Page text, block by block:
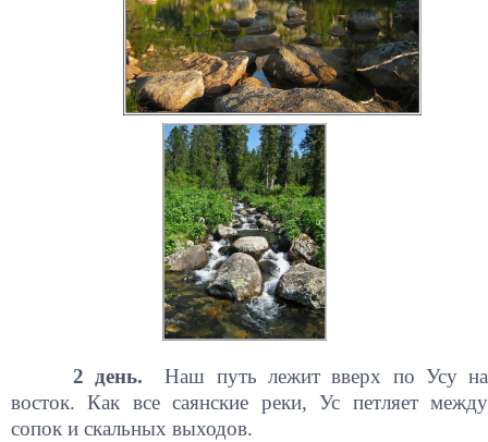
2 день. Наш путь лежит вверх по Усу на
восток. Как все саянские реки, Ус петляет между
сопок и скальных выходов.